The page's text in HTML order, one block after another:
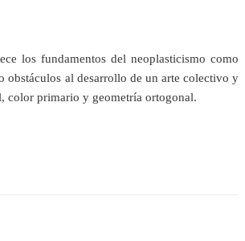
los fundamentos del neoplasticismo como
al desarrollo de un arte colectivo y
color primario y geometría ortogonal.